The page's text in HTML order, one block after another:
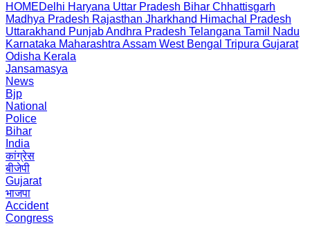
HOMEDelhi Haryana Uttar Pradesh Bihar Chhattisgarh
Madhya Pradesh Rajasthan Jharkhand Himachal Pradesh
Uttarakhand PunjabAndhra Pradesh Telangana Tamil Nadu
Karnataka Maharashtra Assam West Bengal Tripura Gujarat
Odisha Kerala
Jansamasya
News
Bjp
National
Police
Bihar
India
कांग्रेस
बीजेपी
Gujarat
भाजपा
Accident
Congress